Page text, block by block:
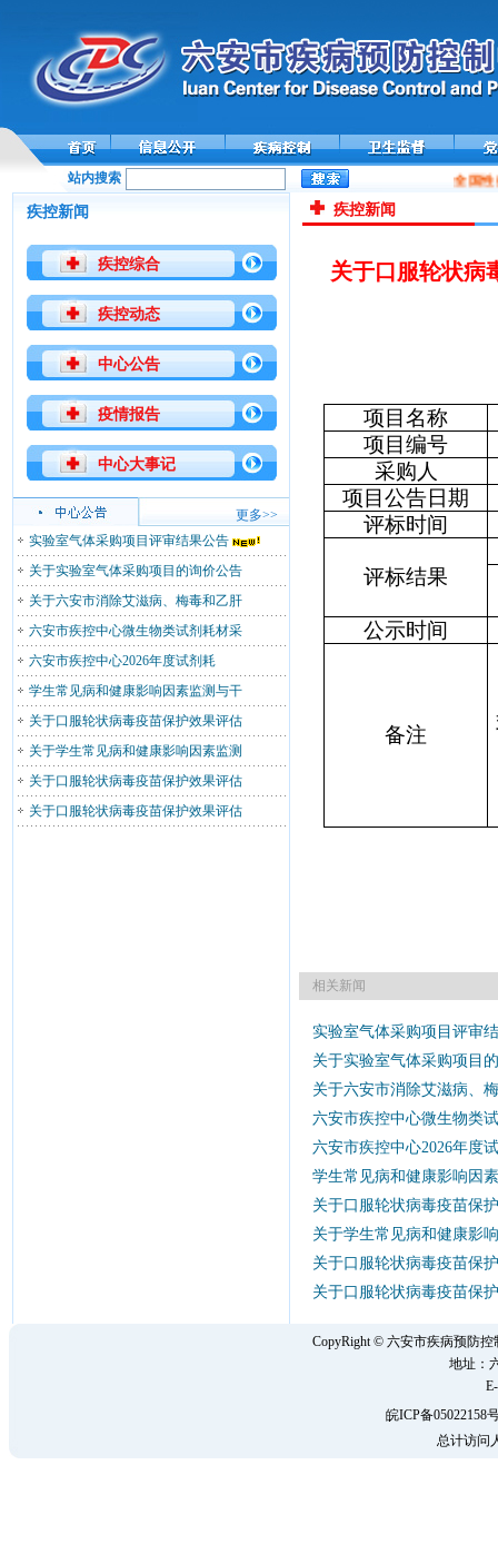
站内搜索 全国性
疾控新闻
疾控综合
疾控动态
中心公告
疫情报告
中心大事记
更多>>
实验室气体采购项目评审结果公告
关于实验室气体采购项目的询价公告
关于六安市消除艾滋病、梅毒和乙肝
六安市疾控中心微生物类试剂耗材采
六安市疾控中心2026年度试剂耗
学生常见病和健康影响因素监测与干
关于口服轮状病毒疫苗保护效果评估
关于学生常见病和健康影响因素监测
关于口服轮状病毒疫苗保护效果评估
关于口服轮状病毒疫苗保护效果评估
疾控新闻
关于口服轮状病
项目名称
项目编号
采购人
项目公告日期
评标时间
评标结果
公示时间
备注
相关新闻
实验室气体采购项目评审
关于实验室气体采购项目
关于六安市消除艾滋病、
六安市疾控中心微生物类
六安市疾控中心2026年度
学生常见病和健康影响因
关于口服轮状病毒疫苗保
关于学生常见病和健康影
关于口服轮状病毒疫苗保
关于口服轮状病毒疫苗保
CopyRight © 六安市疾病预防
地址：
皖ICP备05022158
总计访问